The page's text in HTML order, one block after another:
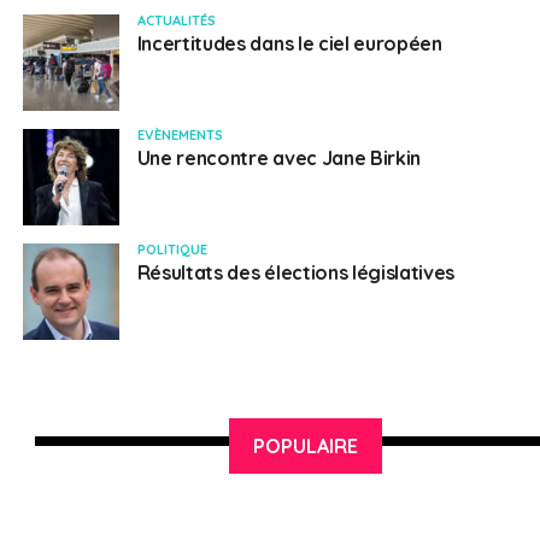
frais de scolarité comme tous les autres étudiants
internationaux. Un bon niveau d’anglais est
généralement exigé.
SUJETS ASSOCIÉS: BREXIT UNE
ACTUALITÉS
Incertitudes dans le ciel européen
EVÈNEMENTS
Une rencontre avec Jane Birkin
POLITIQUE
Résultats des élections législatives
POPULAIRE